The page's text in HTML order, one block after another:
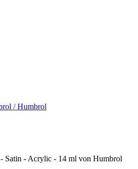
/ Humbrol
Satin - Acrylic - 14 ml von Humbrol